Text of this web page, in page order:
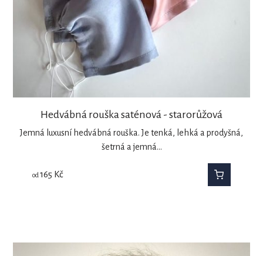
Hedvábná rouška saténová - starorůžová
Jemná luxusní hedvábná rouška. Je tenká, lehká a prodyšná,
šetrná a jemná…
od 165 Kč